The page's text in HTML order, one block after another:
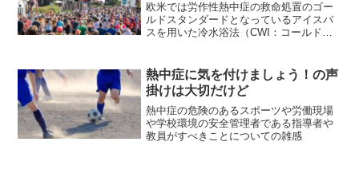
欧米では労作性熱中症の救命処置のゴー
ルドスタンダードとなっているアイスバ
スを用いた冷水浴法（CWI：コールドウ
リカのスポーツ中の事故や安全対策を研
究する研究機関、KSI...
熱中症に気を付けましょう！の声
掛けは大切だけど
熱中症の危険のあるスポーツや労働現場
や学校環境の安全管理者である指導者や
教員がすべきことについての雑感